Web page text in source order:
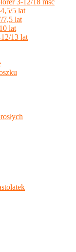
5 lat
7,5 lat
lat
13 lat